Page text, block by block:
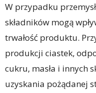
W przypadku
składników mogą
trwałość produktu.
produkcji ciastek,
cukru, masła i innych
uzyskania pożądanej